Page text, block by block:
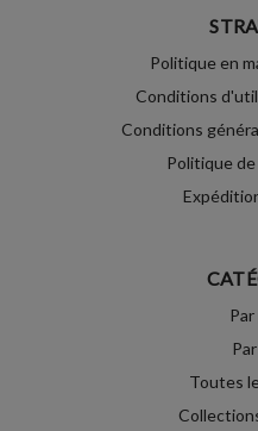
Politique en
Conditions
Conditions
Politique
Toutes